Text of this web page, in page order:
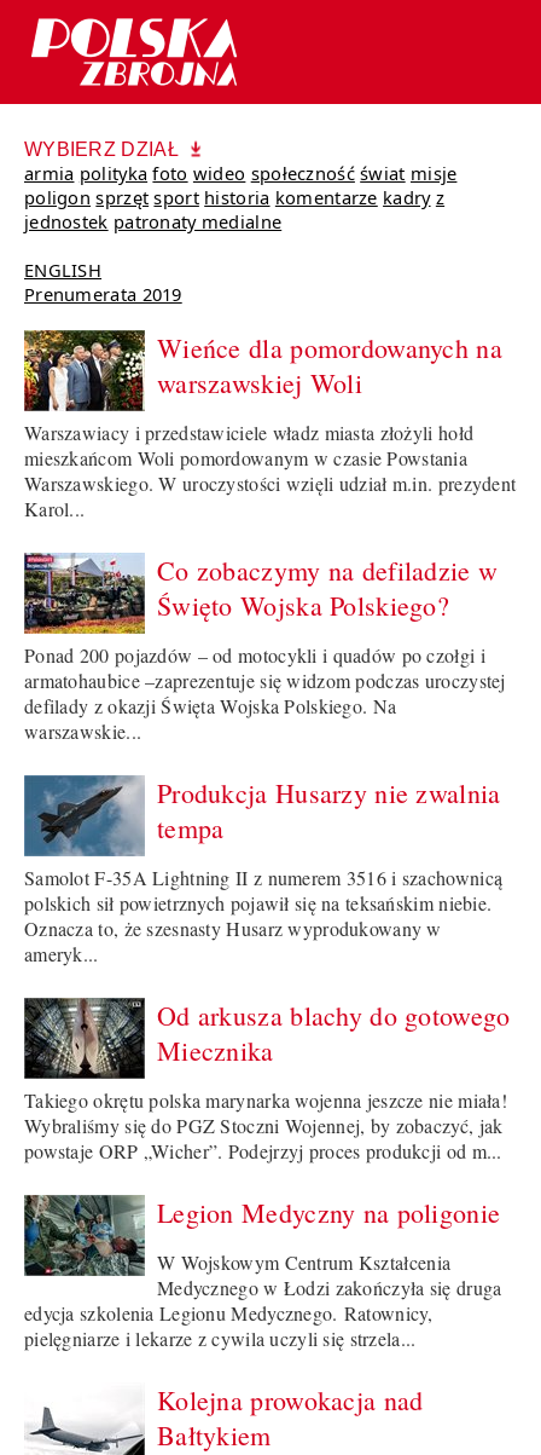
WYBIERZ DZIAŁ
armia polityka foto wideo społeczność świat misje
poligon sprzęt sport historia komentarze kadry z
jednostek patronaty medialne
ENGLISH
Prenumerata 2019
Wieńce dla pomordowanych na
warszawskiej Woli
Warszawiacy i przedstawiciele władz miasta złożyli hołd
mieszkańcom Woli pomordowanym w czasie Powstania
Warszawskiego. W uroczystości wzięli udział m.in. prezydent
Karol...
Co zobaczymy na defiladzie w
Święto Wojska Polskiego?
Ponad 200 pojazdów – od motocykli i quadów po czołgi i
armatohaubice –zaprezentuje się widzom podczas uroczystej
defilady z okazji Święta Wojska Polskiego. Na
warszawskie...
Produkcja Husarzy nie zwalnia
tempa
Samolot F-35A Lightning II z numerem 3516 i szachownicą
polskich sił powietrznych pojawił się na teksańskim niebie.
Oznacza to, że szesnasty Husarz wyprodukowany w
ameryk...
Od arkusza blachy do gotowego
Miecznika
Takiego okrętu polska marynarka wojenna jeszcze nie miała!
Wybraliśmy się do PGZ Stoczni Wojennej, by zobaczyć, jak
powstaje ORP „Wicher”. Podejrzyj proces produkcji od m...
Legion Medyczny na poligonie
W Wojskowym Centrum Kształcenia
Medycznego w Łodzi zakończyła się druga
edycja szkolenia Legionu Medycznego. Ratownicy,
pielęgniarze i lekarze z cywila uczyli się strzela...
Kolejna prowokacja nad
Bałtykiem